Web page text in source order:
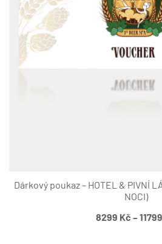
Dárkový poukaz – HOTEL & PIVNÍ
NOCI)
8299 Kč –11799